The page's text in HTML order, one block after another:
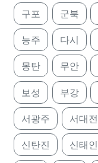
구포 군북
능주 다시
몽탄 무안
보성 부강
서광주 서대전
신탄진 신태인